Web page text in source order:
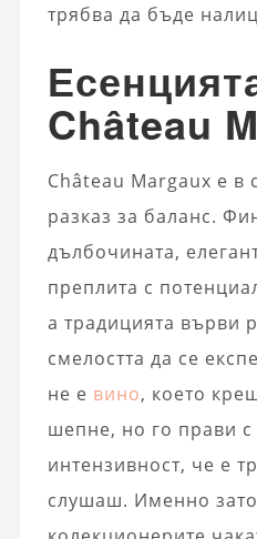
трябва да бъде
Château
Château Margaux е в
разказ за баланс.
дълбочината,
преплита с
а традицията върви
смелостта да се
не е вино, което
шепне, но го прави с
интензивност, че е
слушаш. Именно